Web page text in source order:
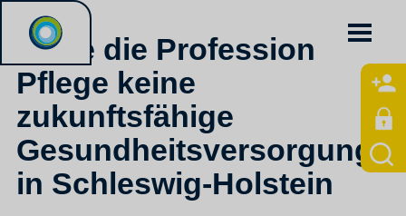
Ohne die Profession
Pflege keine
zukunftsfähige
Gesundheitsversorgung
in Schleswig-Holstein